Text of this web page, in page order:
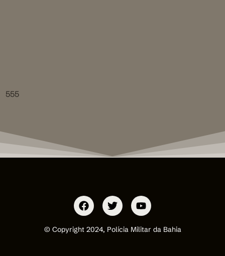
555
© Copyright 2024, Polícia Militar da Bahia